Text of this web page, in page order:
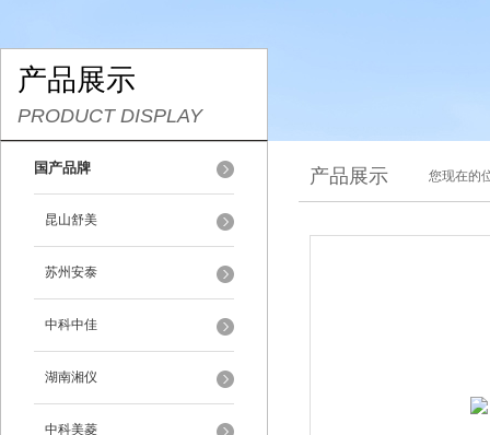
产品展示
PRODUCT DISPLAY
国产品牌
昆山舒美
苏州安泰
中科中佳
湖南湘仪
中科美菱
产品展示 您现在的